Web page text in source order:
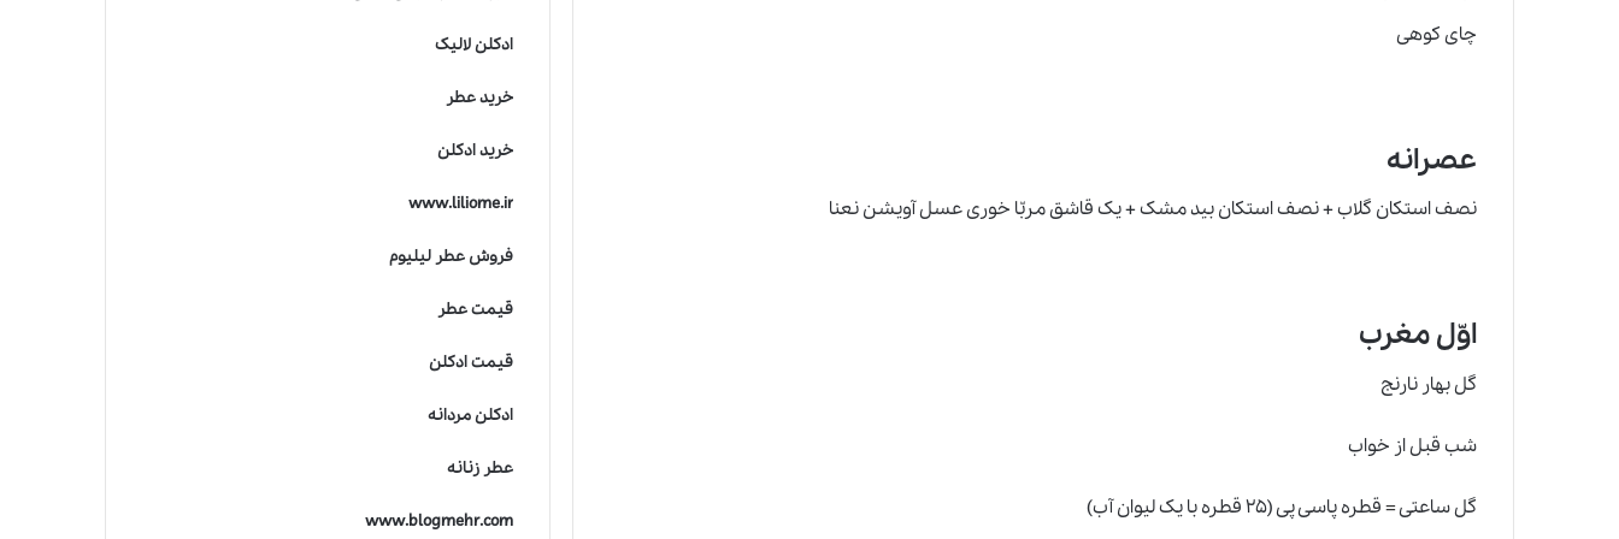
چای کوهی
عصرانه
نصف استکان گلاب + نصف استکان بید مشک + یک قاشق مربّا خوری عسل آویشن نعنا
اوّل مغرب
گل بهار نارنج
شب قبل از خواب
گل ساعتی=قطره پاسی پی (۲۵ قطره با یک لیوان آب)
ادکلن لالیک
خرید عطر
خرید ادکلن
www.liliome.ir
فروش عطر لیلیوم
قیمت عطر
قیمت ادکلن
ادکلن مردانه
عطر زنانه
www.blogmehr.com